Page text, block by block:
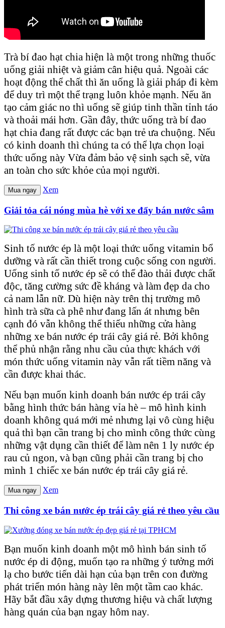
Trà bí đao hạt chia hiện là một trong những thuốc
uống giải nhiệt và giảm cân hiệu quả. Ngoài các
hoạt động thể chất thì ăn uống là giải pháp đi kèm
để duy trì một thể trạng luôn khỏe mạnh. Nếu ăn
tạo cảm giác no thì uống sẽ giúp tinh thần tỉnh táo
và thoải mái hơn. Gần đây, thức uống trà bí đao
hạt chia đang rất được các bạn trẻ ưa chuộng. Nếu
có kinh doanh thì chúng ta có thể lựa chọn loại
thức uống này Vừa đảm bảo vệ sinh sạch sẽ, vừa
an toàn cho sức khỏe của mọi người.
Mua ngay Xem
Giải tỏa cái nóng mùa hè với xe đẩy bán nước sâm
Sinh tố nước ép là một loại thức uống vitamin bổ
dưỡng và rất cần thiết trong cuộc sống con người.
Uống sinh tố nước ép sẽ có thể đào thải được chất
độc, tăng cường sức đề kháng và làm đẹp da cho
cả nam lẫn nữ. Dù hiện này trên thị trường mô
hình trà sữa cà phê như đang lấn át nhưng bên
cạnh đó vẫn không thể thiếu những cửa hàng
những xe bán nước ép trái cây giá rẻ. Bởi không
thể phủ nhận rằng nhu cầu của thực khách với
món thức uống vitamin này vẫn rất tiềm năng và
cần được khai thác.
Nếu bạn muốn kinh doanh bán nước ép trái cây
bằng hình thức bán hàng vỉa hè – mô hình kinh
doanh không quá mới mẻ nhưng lại vô cùng hiệu
quả thì bạn cần trang bị cho mình công thức cùng
những vật dụng cần thiết để làm nên 1 ly nước ép
rau củ ngon, và bạn cũng phải cần trang bị cho
mình 1 chiếc xe bán nước ép trái cây giá rẻ.
Mua ngay Xem
Thi công xe bán nước ép trái cây giá rẻ theo yêu cầu
Bạn muốn kinh doanh một mô hình bán sinh tố
nước ép di động, muốn tạo ra những ý tưởng mới
lạ cho bước tiến dài hạn của bạn trên con đường
phát triển món hàng này lên một tầm cao khác.
Hãy bắt đầu xây dựng thương hiệu và chất lượng
hàng quán của bạn ngay hôm nay.